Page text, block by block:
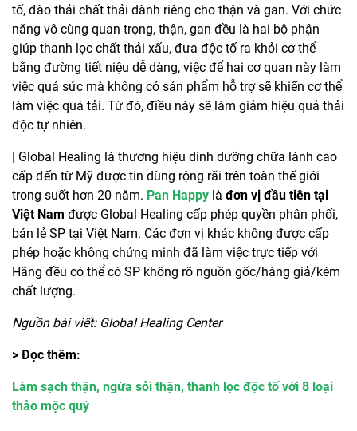
tố, đào thải chất thải dành riêng cho thận và gan. Với chức
năng vô cùng quan trọng, thận, gan đều là hai bộ phận
giúp thanh lọc chất thải xấu, đưa độc tố ra khỏi cơ thể
bằng đường tiết niệu dễ dàng, việc để hai cơ quan này làm
việc quá sức mà không có sản phẩm hỗ trợ sẽ khiến cơ thể
làm việc quá tải. Từ đó, điều này sẽ làm giảm hiệu quả thải
độc tự nhiên.
| Global Healing là thương hiệu dinh dưỡng chữa lành cao
cấp đến từ Mỹ được tin dùng rộng rãi trên toàn thế giới
trong suốt hơn 20 năm. Pan Happy là đơn vị đầu tiên tại
Việt Nam được Global Healing cấp phép quyền phân phối,
bán lẻ SP tại Việt Nam. Các đơn vị khác không được cấp
phép hoặc không chứng minh đã làm việc trực tiếp với
Hãng đều có thể có SP không rõ nguồn gốc/hàng giả/kém
chất lượng.
Nguồn bài viết: Global Healing Center
> Đọc thêm:
Làm sạch thận, ngừa sỏi thận, thanh lọc độc tố với 8 loại
thảo mộc quý